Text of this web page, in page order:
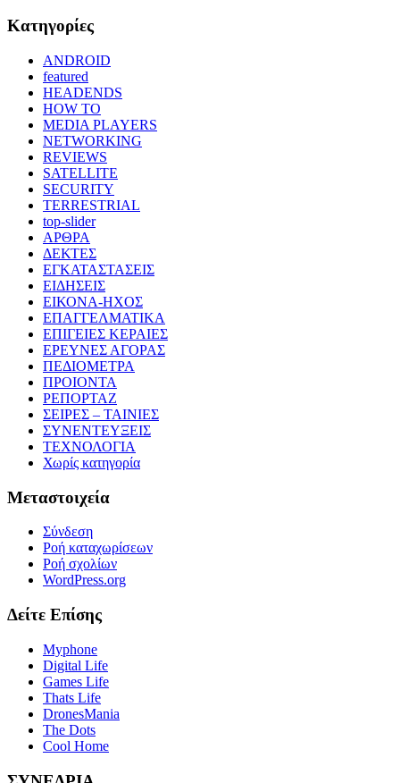
Kατηγορίες
ANDROID
featured
HEADENDS
HOW TO
MEDIA PLAYERS
NETWORKING
REVIEWS
SATELLITE
SECURITY
TERRESTRIAL
top-slider
ΑΡΘΡΑ
ΔΕΚΤΕΣ
ΕΓΚΑΤΑΣΤΑΣΕΙΣ
ΕΙΔΗΣΕΙΣ
ΕΙΚΟΝΑ-ΗΧΟΣ
ΕΠΑΓΓΕΛΜΑΤΙΚΑ
ΕΠΙΓΕΙΕΣ ΚΕΡΑΙΕΣ
ΕΡΕΥΝΕΣ ΑΓΟΡΑΣ
ΠΕΔΙΟΜΕΤΡΑ
ΠΡΟΙΟΝΤΑ
ΡΕΠΟΡΤΑΖ
ΣΕΙΡΕΣ – ΤΑΙΝΙΕΣ
ΣΥΝΕΝΤΕΥΞΕΙΣ
ΤΕΧΝΟΛΟΓΙΑ
Χωρίς κατηγορία
Μεταστοιχεία
Σύνδεση
Ροή καταχωρίσεων
Ροή σχολίων
WordPress.org
Δείτε Επίσης
Myphone
Digital Life
Games Life
Thats Life
DronesMania
The Dots
Cool Home